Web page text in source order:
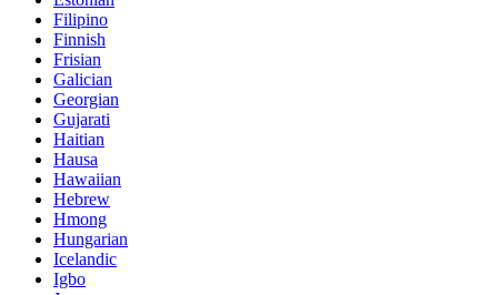
Filipino
Finnish
Frisian
Galician
Georgian
Gujarati
Haitian
Hausa
Hawaiian
Hebrew
Hmong
Hungarian
Icelandic
Igbo